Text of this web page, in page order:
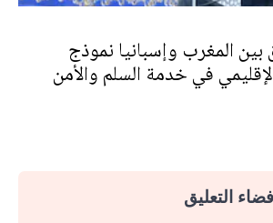
بين المغرب وإسبانيا نموذج
في خدمة السلم والأمن
التعليق